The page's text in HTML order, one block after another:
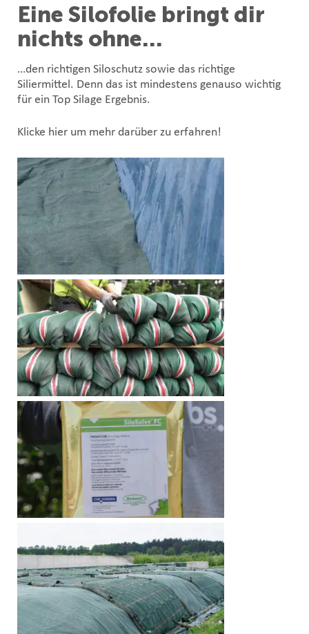
Eine Silofolie bringt dir
nichts ohne…
…den richtigen Siloschutz sowie das richtige
Siliermittel . Denn das ist mindestens genauso wichtig
für ein Top Silage Ergebnis.
Klicke hier um mehr darüber zu erfahren!